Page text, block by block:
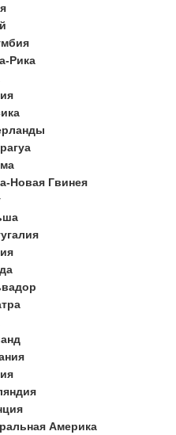
Рика
Новая Гвинея
Америка